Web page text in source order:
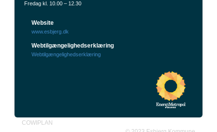
Fredag kl. 10.00 – 12.30
Website
www.esbjerg.dk
Webtilgængelighedserklæring
Webtilgængelighedserklæring
COWIPLAN